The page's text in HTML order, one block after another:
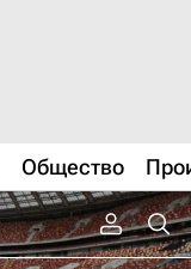
Общество